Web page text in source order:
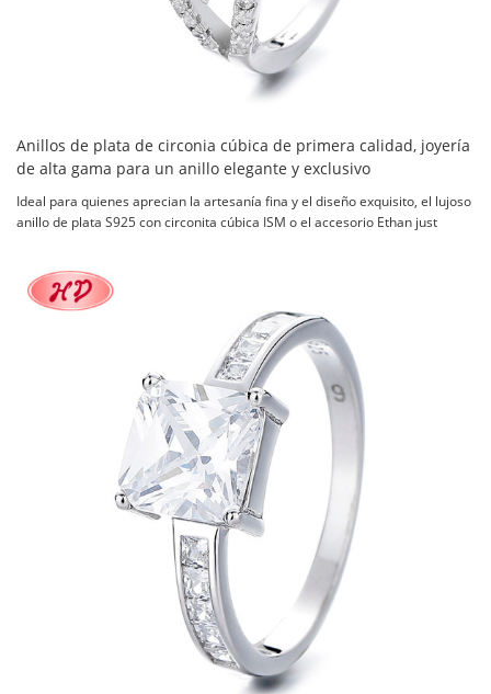
Anillos de plata de circonia cúbica de primera calidad, joyería
de alta gama para un anillo elegante y exclusivo
Ideal para quienes aprecian la artesanía fina y el diseño exquisito, el lujoso
anillo de plata S925 con circonita cúbica ISM o el accesorio Ethan just